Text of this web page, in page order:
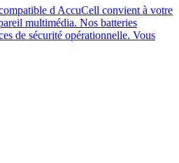
d AccuCell convient à votre
multimédia. Nos batteries
de sécurité opérationnelle. Vous